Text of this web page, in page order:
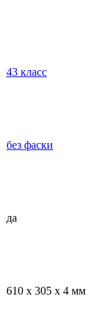
43 класс
без фаски
да
610 х 305 х 4 мм